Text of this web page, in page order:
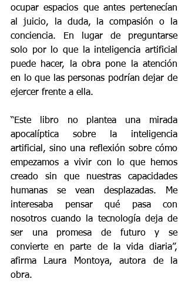
ocupar espacios que antes pertenecían
al juicio, la duda, la compasión o la
conciencia. En lugar de preguntarse
solo por lo que la inteligencia artificial
puede hacer, la obra pone la atención
en lo que las personas podrían dejar de
ejercer frente a ella.
“Este libro no plantea una mirada
apocalíptica sobre la inteligencia
artificial, sino una reflexión sobre cómo
empezamos a vivir con lo que hemos
creado sin que nuestras capacidades
humanas se vean desplazadas. Me
interesaba pensar qué pasa con
nosotros cuando la tecnología deja de
ser una promesa de futuro y se
convierte en parte de la vida diaria”,
afirma Laura Montoya, autora de la
obra.